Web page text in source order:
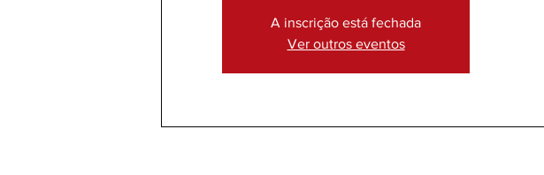
A inscrição está fechada
Ver outros eventos